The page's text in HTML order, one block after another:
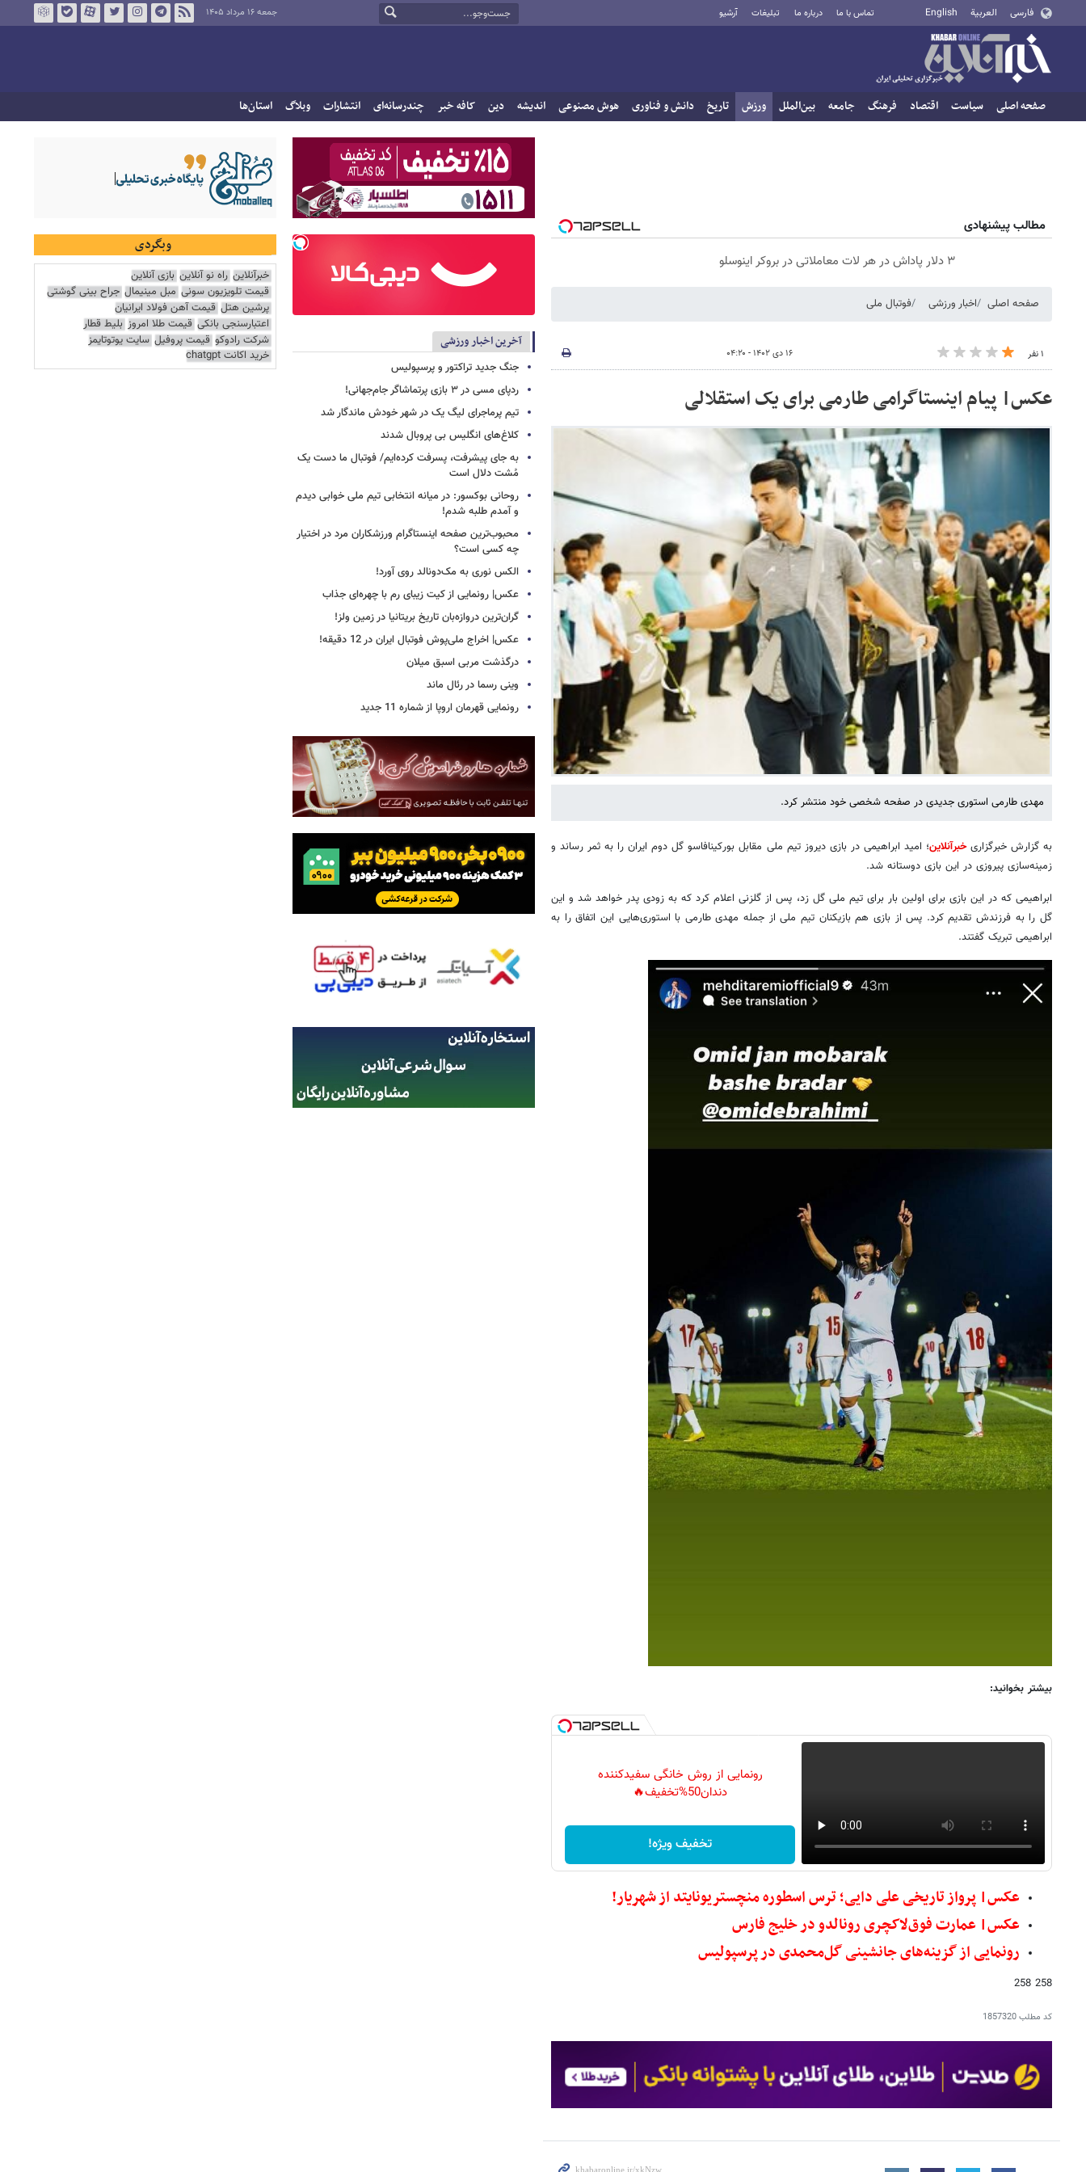
فارسی العربية English تماس با ما درباره ما تبلیغات آرشیو جمعه ۱۶ مرداد ۱۴۰۵
صفحه اصلی سیاست اقتصاد فرهنگ جامعه بین‌الملل ورزش تاریخ دانش و فناوری هوش مصنوعی اندیشه دین کافه خبر چندرسانه‌ای انتشارات وبلاگ استان‌ها
مطالب پیشنهادی
۳ دلار پاداش در هر لات معاملاتی در بروکر اینوسلو
صفحه اصلی اخبار ورزشی فوتبال ملی
۱ نفر ۱۶ دی ۱۴۰۲ - ۰۴:۲۰
عکس‌| پیام اینستاگرامی طارمی برای یک استقلالی
مهدی طارمی استوری جدیدی در صفحه شخصی خود منتشر کرد.
به گزارش خبرگزاریخبرآنلاین؛ امید ابراهیمی در بازی دیروز تیم ملی مقابل بورکینافاسو گل دوم ایران را به ثمر رساند و
زمینه‌سازی پیروزی در این بازی دوستانه شد.
ابراهیمی که در این بازی برای اولین بار برای تیم ملی گل زد، پس از گلزنی اعلام کرد که به زودی پدر خواهد شد و این
گل را به فرزندش تقدیم کرد. پس از بازی هم بازیکنان تیم ملی از جمله مهدی طارمی با استوری‌هایی این اتفاق را به
ابراهیمی تبریک گفتند.
بیشتر بخوانید:
رونمایی از روش خانگی سفیدکننده
دندان50%تخفیف🔥
تخفیف ویژه!
عکس‌| پرواز تاریخی علی دایی؛ ترس اسطوره منچستریونایتد از شهریار!
عکس| عمارت فوق‌لاکچری رونالدو در خلیج فارس
رونمایی از گزینه‌های جانشینی گل‌محمدی در پرسپولیس
258 258
کد مطلب1857320
آخرین اخبار ورزشی
جنگ جدید تراکتور و پرسپولیس
ردپای مسی در ۳ بازی پرتماشاگر جام‌جهانی!
تیم پرماجرای لیگ یک در شهر خودش ماندگار شد
کلاغ‌های انگلیس بی پروبال شدند
به جای پیشرفت، پسرفت کرده‌ایم/ فوتبال ما دست یک
مُشت دلال است
روحانی بوکسور: در میانه انتخابی تیم ملی خوابی دیدم
و آمدم طلبه شدم!
محبوب‌ترین صفحه اینستاگرام ورزشکاران مرد در اختیار
چه کسی است؟
الکس نوری به مک‌دونالد روی آورد!
عکس| رونمایی از کیت زیبای رم با چهره‌ای جذاب
گران‌ترین دروازه‌بان تاریخ بریتانیا در زمین ولز!
عکس| اخراج ملی‌پوش فوتبال ایران در 12 دقیقه!
درگذشت مربی اسبق میلان
وینی رسما در رئال ماند
رونمایی قهرمان اروپا از شماره 11 جدید
وبگردی
خبرآنلاین راه نو آنلاین بازی آنلاین
قیمت تلویزیون سونی مبل مینیمال جراح بینی گوشتی
پرشین هتل قیمت آهن فولاد ایرانیان
اعتبارسنجی بانکی قیمت طلا امروز بلیط قطار
شرکت رادوکو قیمت پروفیل سایت یوتوتایمز
خرید اکانت chatgpt